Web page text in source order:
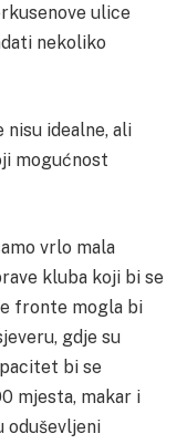
ulice
nekoliko
nisu idealne, ali
mogućnost
vrlo mala
kluba koji bi se
fronte mogla bi
gdje su
bi se
mjesta, makar i
oduševljeni